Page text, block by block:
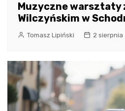
Muzyczne warsztaty
Wilczyńskim w
Tomasz Lipiński 2 sierpnia